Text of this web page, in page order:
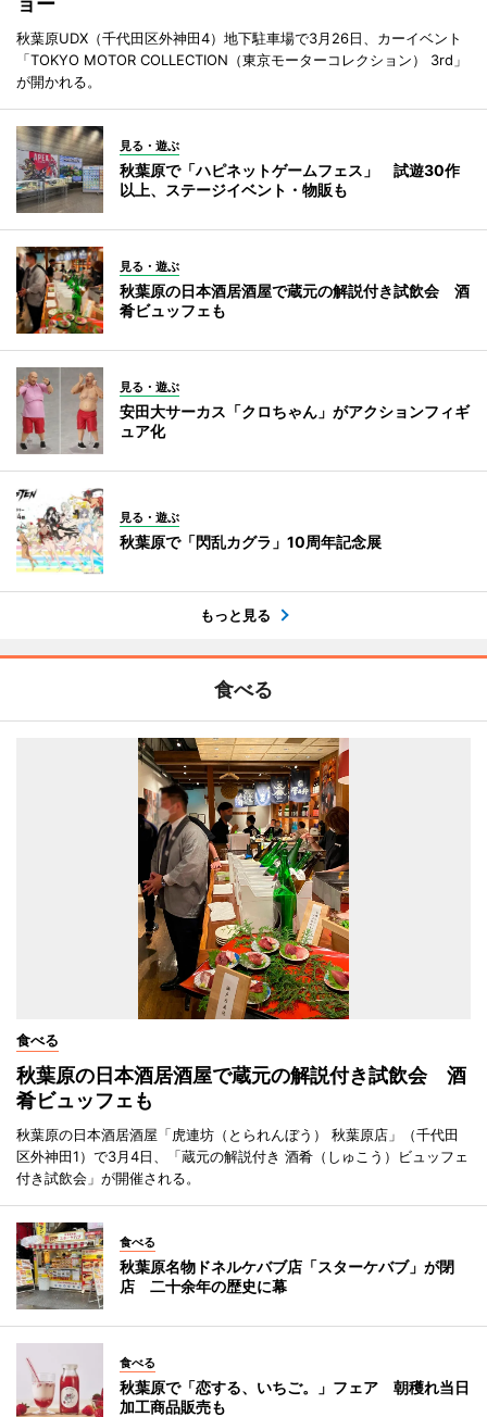
秋葉原UDX（千代田区外神田4）地下駐車場で3月26日、カーイベント
「TOKYO MOTOR COLLECTION（東京モーターコレクション） 3rd」
が開かれる。
見る・遊ぶ
秋葉原で「ハピネットゲームフェス」 試遊30作
以上、ステージイベント・物販も
見る・遊ぶ
秋葉原の日本酒居酒屋で蔵元の解説付き試飲会 酒
肴ビュッフェも
見る・遊ぶ
安田大サーカス「クロちゃん」がアクションフィギ
ュア化
見る・遊ぶ
秋葉原で「閃乱カグラ」10周年記念展
もっと見る
食べる
食べる
秋葉原の日本酒居酒屋で蔵元の解説付き試飲会 酒
肴ビュッフェも
秋葉原の日本酒居酒屋「虎連坊（とられんぼう） 秋葉原店」（千代田
区外神田1）で3月4日、「蔵元の解説付き 酒肴（しゅこう）ビュッフェ
付き試飲会」が開催される。
食べる
秋葉原名物ドネルケバブ店「スターケバブ」が閉
店 二十余年の歴史に幕
食べる
秋葉原で「恋する、いちご。」フェア 朝穫れ当日
加工商品販売も